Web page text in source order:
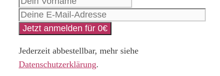
Jederzeit abbestellbar, mehr siehe
Datenschutzerklärung.